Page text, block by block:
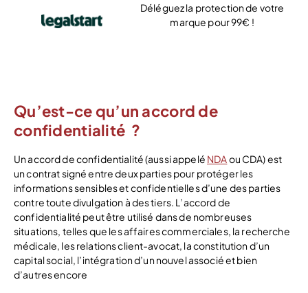
Déléguez la protection de votre
marque pour 99€ !
Qu’est-ce qu’un accord de
confidentialité ?
Un accord de confidentialité (aussi appelé NDAou CDA) est
un contrat signé entre deux parties pour protéger les
informations sensibles et confidentielles d’une des parties
contre toute divulgation à des tiers. L’accord de
confidentialité peut être utilisé dans de nombreuses
situations, telles que les affaires commerciales, la recherche
médicale, les relations client-avocat, la constitution d’un
capital social, l’intégration d’un nouvel associé et bien
d’autres encore